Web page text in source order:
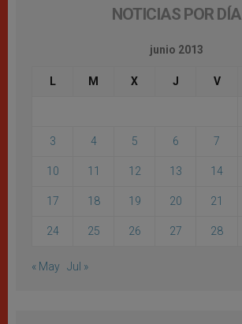
NOTICIAS POR DÍA
junio 2013
L M X J V
3 4 5 6 7
10 11 12 13 14
17 18 19 20 21
24 25 26 27 28
« May Jul »